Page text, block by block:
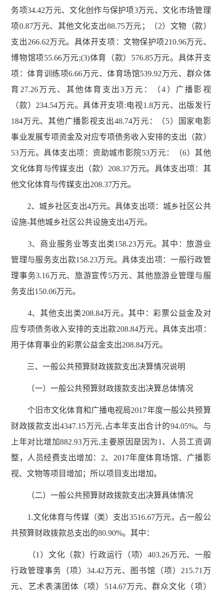
务项34.42万元、文化创作与保护项3万元、文化市场管理
项0.87万元、其他文化支出88.75万元；（2）文物（款）
支出266.62万元。具体开支项：文物保护项210.96万元、
博物馆项55.66万元;(3)体育（款）576.85万元。具体开支
项：体育训练项6.66万元、体育场馆539.92万元、群众体
育27.26万元、其他体育支出3万元：（4）广播影视
（款）234.54万元。具体开支项:电视1.8万元、出版发行
184万元、其他广播影视支出48.74万元：（5）国家电影
事业发展专项资金及对应专项债务收入安排的支出（款）
53万元。具体支出项：资助城市影院53万元：（6）其他
文化体育与传媒支出（款）208.37万元。具体支出项：其
他文化体育与传媒支出208.37万元。
2、城乡社区支出4万元。具体支出项：城乡社区公共
设施-其他城乡社区公共设施支出4万元。
3、商业服务业等支出类158.23万元。其中：旅游业
管理与服务支出款158.23万元。具体支出项：一般行政管
理事务3.16万元、旅游宣传5万元、其他旅游业管理与服
务支出150.06万元。
4、其他支出类208.84万元。其中：彩票公益金及对
应专项债务收入安排的支出款208.84万元。具体支出项：
用于体育事业的彩票公益金支出208.84万元。
三、一般公共预算财政拨款支出决算情况说明
（一）一般公共预算财政拨款支出决算总体情况
个旧市文化体育和广播电视局2017年度一般公共预算
财政拨款支出4347.15万元,占本年支出合计的94.05%。与
上年对比增加882.93万元,主要原因是因为1、人员工资调
整，人员经费支出增加：2、2017年度体育场馆、广播影
视、文物等项目增加；所以项目支出增加。
（二）一般公共预算财政拨款支出决算具体情况
1.文化体育与传媒（类）支出3516.67万元，占一般公
共预算财政拨款总支出的80.90%。其中：
（1）文化（款）行政运行（项）403.26万元、一般
行政管理事务（项）34.42万元、图书馆（项）215.71万
元、艺术表演团体（项）514.67万元、群众文化（项）